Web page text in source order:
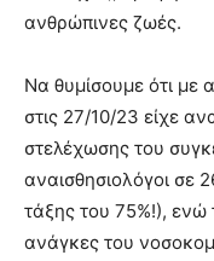
ανθρώπινες ζωές.
Να θυμίσουμε ότι με
στις 27/10/23 είχε
στελέχωσης του
αναισθησιολόγοι σε
τάξης του 75%!), ενώ
ανάγκες του